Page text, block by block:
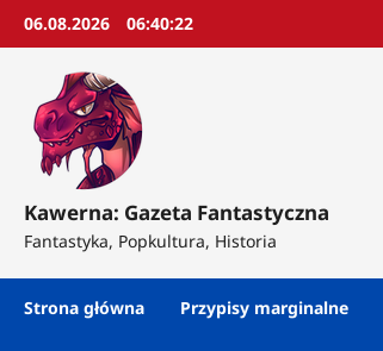
Przejdź
06.08.2026 06:40:23
Kawerna: Gazeta Fantastyczna
Fantastyka, Popkultura, Historia
Strona główna Przypisy marginalne